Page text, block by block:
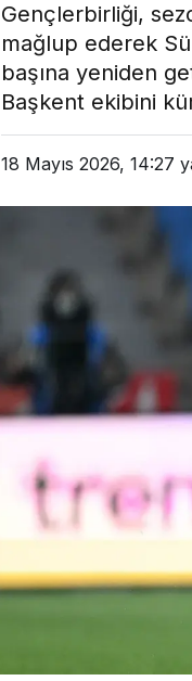
Gençlerbirliği,
mağlup ederek
başına yeniden
Başkent ekibini
18 Mayıs 2026, 14:27